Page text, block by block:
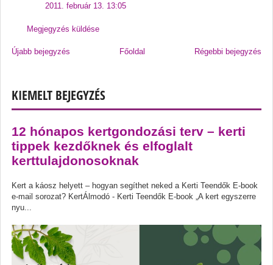
2011. február 13. 13:05
Megjegyzés küldése
Újabb bejegyzés Régebbi bejegyzés
Főoldal
KIEMELT BEJEGYZÉS
12 hónapos kertgondozási terv – kerti
tippek kezdőknek és elfoglalt
kerttulajdonosoknak
Kert a káosz helyett – hogyan segíthet neked a Kerti Teendők E-book
e-mail sorozat? KertÁlmodó - Kerti Teendők E-book „A kert egyszerre
nyu...